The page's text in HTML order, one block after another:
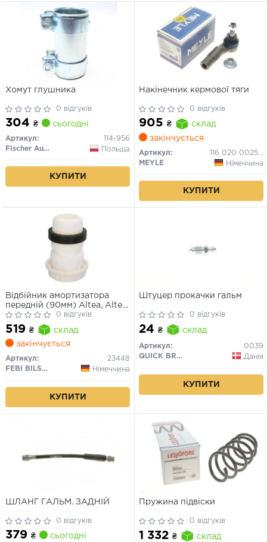
Хомут глушника
0 відгуків
304 ₴ сьогодні
Артикул:
114-956
Fischer Automotive One (FA1)
Польща
КУПИТИ
Накінечник кермової тяги
0 відгуків
905 ₴
склад
закінчується
Артикул:
116 020 0025/HD
MEYLE
Німеччина
КУПИТИ
Відбійник амортизатора
передній (90мм) Altea, Altea
XL, Leon, Leon SC, Leon
Sportstоурer, Leon ST, Toledo
III, Octavia II
0 відгуків
519 ₴
склад
закінчується
Артикул:
23448
FEBI BILSTEIN
Німеччина
КУПИТИ
Штуцер прокачки гальм
0 відгуків
24 ₴ склад
Артикул:
0039
QUICK BRAKE
Данія
КУПИТИ
ШЛАНГ ГАЛЬМ. ЗАДНІЙ
0 відгуків
379 ₴ сьогодні
Пружина підвіски
0 відгуків
1 332 ₴ склад